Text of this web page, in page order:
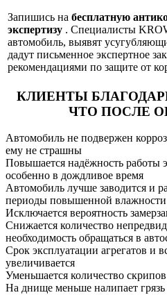
Запишись на бесплатную
экспертизу . Специалисты
автомобиль, выявят
дадут письменное экспертное
рекомендациями по защите от
КЛИЕНТЫ
ЧТО ПОСЛЕ
Автомобиль не подвержен
ему не страшны
Повышается надёжность работы
особенно в дождливое время
Автомобиль лучше заводится и
периоды повышенной влажности
Исключается вероятность
Снижается количество
необходимость обращаться в
Срок эксплуатации агрегатов и
увеличивается
Уменьшается количество скрипов
На днище меньше налипает грязь